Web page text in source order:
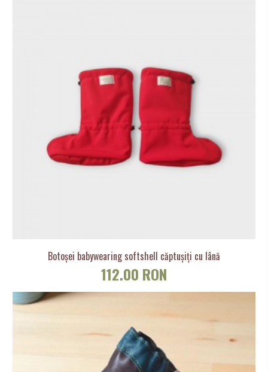
Botoșei babywearing softshell căptușiți cu lână
112.00 RON